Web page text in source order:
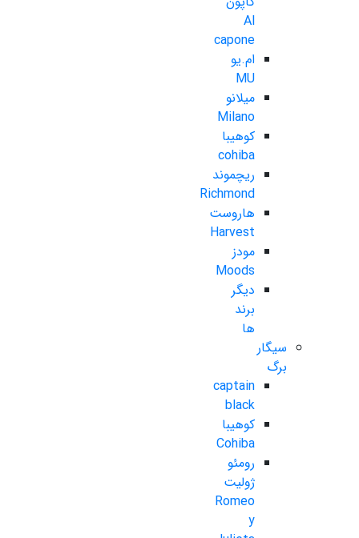
Al
capone
ام.یو
MU
میلانو
Milano
کوهیبا
cohiba
ریچموند
Richmond
هاروست
Harvest
مودز
Moods
دیگر
برند
ها
سیگار
برگ
captain
black
کوهیبا
Cohiba
رومئو
ژولیت
Romeo
y